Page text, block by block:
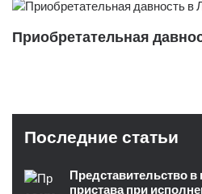
Приобретательная
Последние статьи
Представительство
пристава при